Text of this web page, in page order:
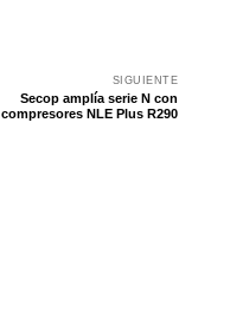
SIGUIENTE
Secop amplía serie N con
compresores NLE Plus R290